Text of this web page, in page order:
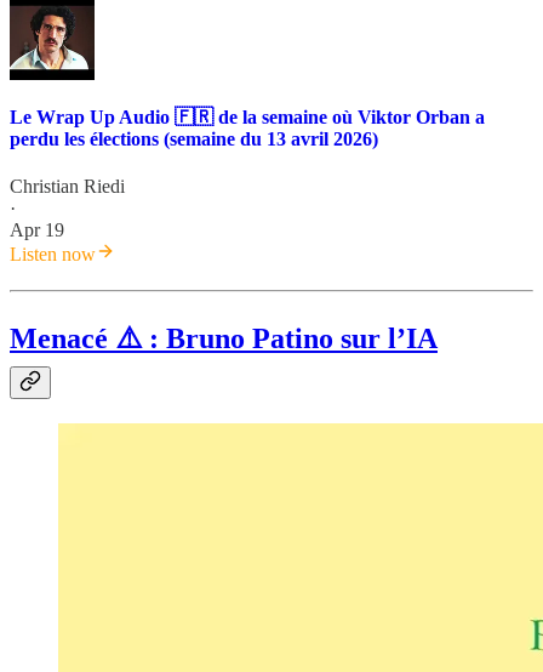
Le Wrap Up Audio 🇫🇷 de la semaine où Viktor Orban a
perdu les élections (semaine du 13 avril 2026)
Christian Riedi
·
Apr 19
Listen now
Menacé ⚠️ : Bruno Patino sur l’IA